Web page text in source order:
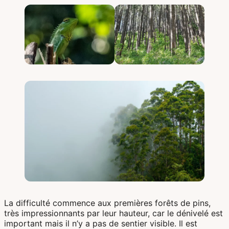
La difficulté commence aux premières forêts de pins,
très impressionnants par leur hauteur, car le dénivelé est
important mais il n’y a pas de sentier visible. Il est